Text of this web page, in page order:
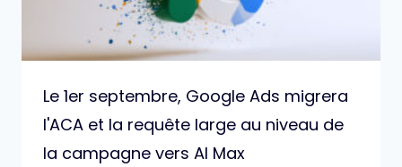
Le 1er septembre, Google Ads migrera
l'ACA et la requête large au niveau de
la campagne vers AI Max